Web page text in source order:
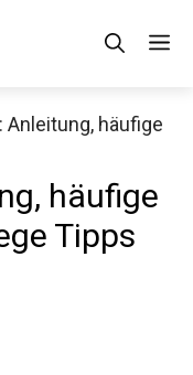
Anleitung, häufige
häufige
Tipps